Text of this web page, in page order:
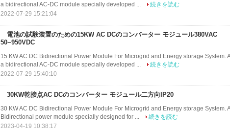
a bidirectional AC-DC module specially developed ...
続きを読む
2022-07-29 15:21:04
電池の試験装置のための15KW AC DCのコンバーター モジュール380VAC
50~950VDC
15 KW AC DC Bidirectional Power Module For Microgrid and Energy storage System.
a bidirectional AC-DC module specially developed ...
続きを読む
2022-07-29 15:40:10
30KW乾接点AC DCのコンバーター モジュール二方向IP20
30 KW AC DC Bidirectional Power Module For Microgrid and Energy storage System.
Bidirectional power module specially designed for ...
続きを読む
2023-04-19 10:38:17